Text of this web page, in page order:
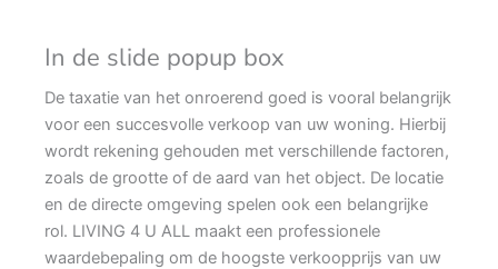
In de slide popup box
De taxatie van het onroerend goed is vooral belangrijk
voor een succesvolle verkoop van uw woning. Hierbij
wordt rekening gehouden met verschillende factoren,
zoals de grootte of de aard van het object. De locatie
en de directe omgeving spelen ook een belangrijke
rol. LIVING 4 U ALL maakt een professionele
waardebepaling om de hoogste verkoopprijs van uw